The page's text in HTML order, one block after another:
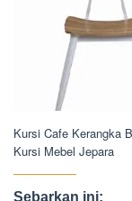
Kursi Cafe Kerangka
Kursi Mebel Jepara
Sebarkan ini: